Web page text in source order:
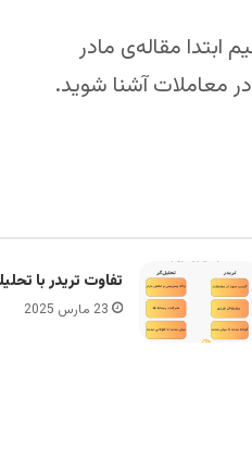
ابتدا مقاله‌ی مادر
معاملات آشنا شوید.
تفاوت تریدر با
23 مارس 2025